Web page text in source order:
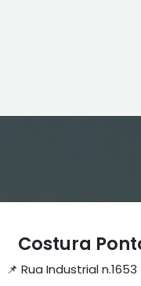
Costura
📌 Rua Industrial n.1653